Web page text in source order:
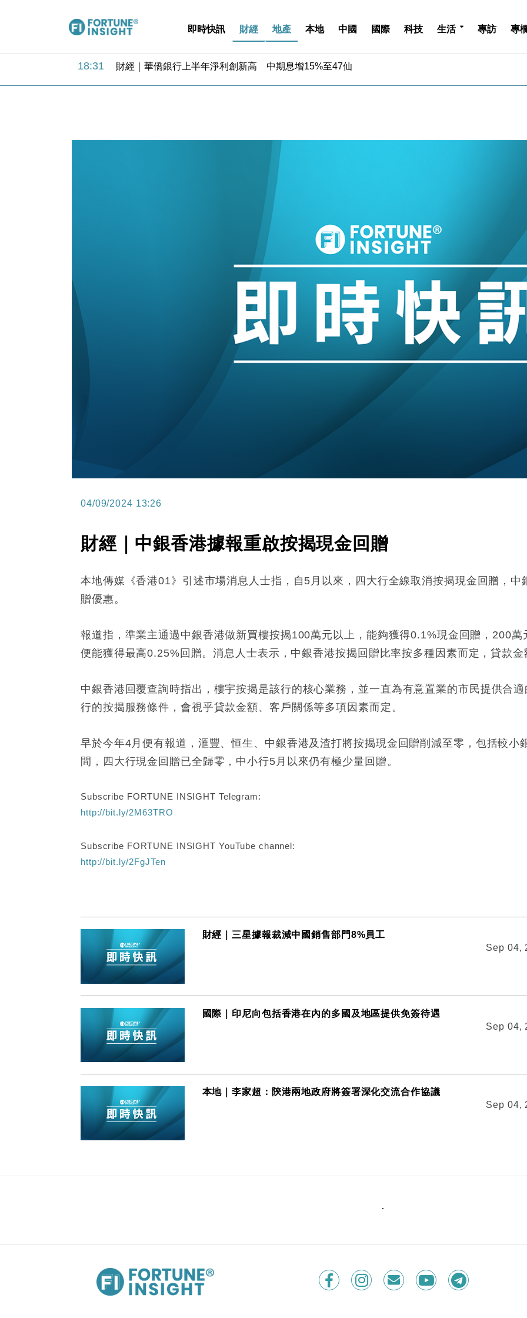
即時快訊 財經 地產 本地 中國 國際 科技 生活 專訪 專
18:31 財經｜華僑銀行上半年淨利創新高 中期息增15%至47仙
15:11 財經｜韓股反覆波動收跌 連挫7周創逾3年最長跌勢
財經｜內地7月美元計價出口增近24%勝預期 貿易順差達1125億美元
財經｜日本春季三度入市撐日圓 4月單日斥6.28萬億日圓干預創新高
國際｜特朗普料美伊戰事快結束 承認部分彈藥庫存緊張
財經｜SA售股自救後再出手 斥4億美元押注未上市公司
財經｜華僑銀行上半年淨利創新高 中期息增15%至47仙
財經｜滙豐上調香港今年GDP預測至4.5% 看好貿易及消費表現
本地｜假冒內地執法人員要求交「保證金」 43歲女子損失近6900萬元
財經｜日經失守6.5萬點後回穩 全周仍升近2%
財經｜恒隆10月換帥 玩具「反」斗城亞洲CEO蔡德粦接任
財經｜韓股反覆波動收跌 連挫7周創逾3年最長跌勢
13:44 財經｜內地7月美元計價出口增近24%勝預期 貿易順差達1125億美元
12:44 財經｜日本春季三度入市撐日圓 4月單日斥6.28萬億日圓干預創新高
11:12 國際｜特朗普料美伊戰事快結束 承認部分彈藥庫存緊張
財經｜SA售股自救後再出手 斥4億美元押注未上市公司
04/09/2024 13:26
財經｜中銀香港據報重啟按揭現金回贈
本地傳媒《香港01》引述市場消息人士指，自5月以來，四大行全線取消按揭現金回贈，
贈優惠。
報道指，準業主通過中銀香港做新買樓按揭100萬元以上，能夠獲得0.1%現金回贈，200
便能獲得最高0.25%回贈。消息人士表示，中銀香港按揭回贈比率按多種因素而定，貸款
中銀香港回覆查詢時指出，樓宇按揭是該行的核心業務，並一直為有意置業的市民提供合
行的按揭服務條件，會視乎貸款金額、客戶關係等多項因素而定。
早於今年4月便有報道，滙豐、恒生、中銀香港及渣打將按揭現金回贈削減至零，包括較小
間，四大行現金回贈已全歸零，中小行5月以來仍有極少量回贈。
Subscribe FORTUNE INSIGHT Telegram:
http://bit.ly/2M63TRO
Subscribe FORTUNE INSIGHT YouTube channel:
http://bit.ly/2FgJTen
財經｜三星據報裁減中國銷售部門8%員工
Sep 04,
國際｜印尼向包括香港在內的多國及地區提供免簽待遇
Sep 04,
本地｜李家超：陝港兩地政府將簽署深化交流合作協議
Sep 04,
04/09/2024 13:17